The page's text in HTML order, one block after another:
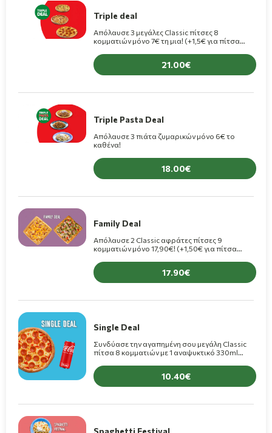
Triple deal
Απόλαυσε 3 μεγάλες Classic πίτσες 8
κομματιών μόνο 7€ τη μια! (+1,5€ για πίτσα
21.00
Triple Pasta Deal
Απόλαυσε 3 πιάτα ζυμαρικών μόνο 6€ το
καθένα!
18.00
Family Deal
Απόλαυσε 2 Classic αφράτες πίτσες 9
κομματιών μόνο 17,90€! (+1,50€ για πίτσα
17.90
Single Deal
Συνδύασε την αγαπημένη σου μεγάλη Classic
πίτσα 8 κομματιών με 1 αναψυκτικό 330ml
10.40
Spaghetti Festival